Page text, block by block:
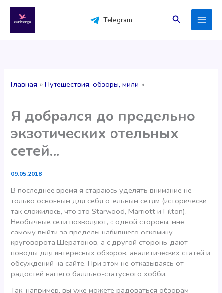
содержимому
Telegram Поиск
Главная Путешествия, обзоры, мили
Я добрался до предельно
экзотических отельных
сетей…
09.05.2018
В последнее время я стараюсь уделять внимание не
только основным для себя отельным сетям (исторически
так сложилось, что это Starwood, Marriott и Hilton).
Необычные сети позволяют, с одной стороны, мне
самому выйти за пределы набившего оскомину
круговорота Шератонов, а с другой стороны дают
поводы для интересных обзоров, аналитических статей и
обсуждений на сайте. При этом не отказываясь от
радостей нашего балльно-статусного хобби.
Так, например, вы уже можете радоваться обзорам